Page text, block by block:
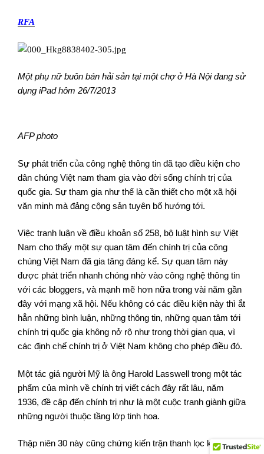
RFA
Một phụ nữ buôn bán hải sản tại một chợ ở Hà Nội đang sử
dụng iPad hôm 26/7/2013
AFP photo
Sự phát triển của công nghệ thông tin đã tạo điều kiện cho
dân chúng Việt nam tham gia vào đời sống chính trị của
quốc gia. Sự tham gia như thế là cần thiết cho một xã hội
văn minh mà đảng cộng sản tuyên bố hướng tới.
Việc tranh luận về điều khoản số 258, bộ luật hình sự Việt
Nam cho thấy một sự quan tâm đến chính trị của công
chúng Việt Nam đã gia tăng đáng kể. Sự quan tâm này
được phát triển nhanh chóng nhờ vào công nghệ thông tin
với các bloggers, và mạnh mẽ hơn nữa trong vài năm gần
đây với mạng xã hội. Nếu không có các điều kiện này thì ắt
hẳn những bình luận, những thông tin, những quan tâm tới
chính trị quốc gia không nở rộ như trong thời gian qua, vì
các định chế chính trị ở Việt Nam không cho phép điều đó.
Một tác giả người Mỹ là ông Harold Lasswell trong một tác
phẩm của mình về chính trị viết cách đây rất lâu, năm
1936, đề cập đến chính trị như là một cuộc tranh giành giữa
những người thuộc tầng lớp tinh hoa.
Thập niên 30 này cũng chứng kiến trận thanh lọc khổng lồ